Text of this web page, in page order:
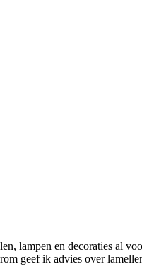
lampen en decoraties al
geef ik advies over